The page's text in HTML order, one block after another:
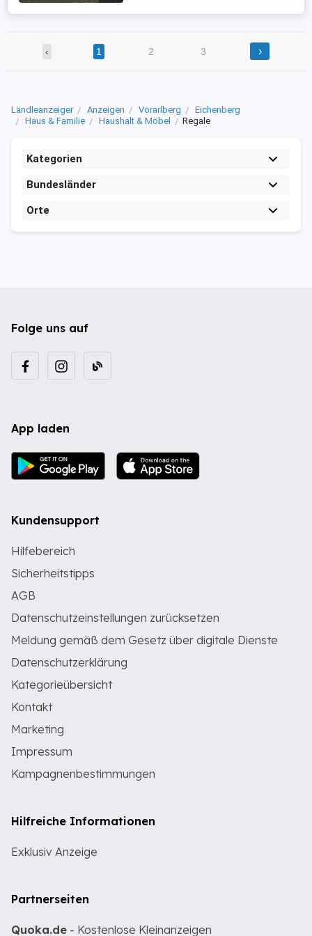
‹ 1 2 3 ›
Ländleanzeiger Anzeigen Vorarlberg
Eichenberg
Haus & Familie
Haushalt & Möbel Regale
Kategorien
Bundesländer
Orte
Folge uns auf
App laden
Kundensupport
Hilfebereich
Sicherheitstipps
AGB
Datenschutzeinstellungen zurücksetzen
Meldung gemäß dem Gesetz über digitale Dienste
Datenschutzerklärung
Kategorieübersicht
Kontakt
Marketing
Impressum
Kampagnenbestimmungen
Hilfreiche Informationen
Exklusiv Anzeige
Partnerseiten
Quoka.de - Kostenlose Kleinanzeigen